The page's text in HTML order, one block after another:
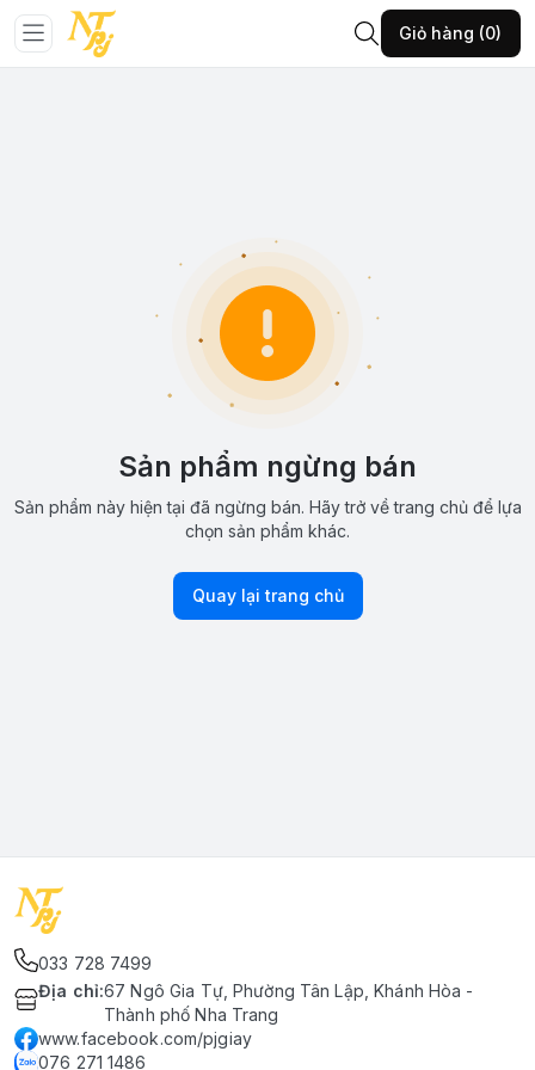
Giỏ hàng (0)
Sản phẩm ngừng bán
Sản phẩm này hiện tại đã ngừng bán. Hãy trở về trang chủ để lựa
chọn sản phẩm khác.
Quay lại trang chủ
033 728 7499
Địa chỉ:67 Ngô Gia Tự, Phường Tân Lập, Khánh Hòa -
Thành phố Nha Trang
www.facebook.com/pjgiay
076 271 1486